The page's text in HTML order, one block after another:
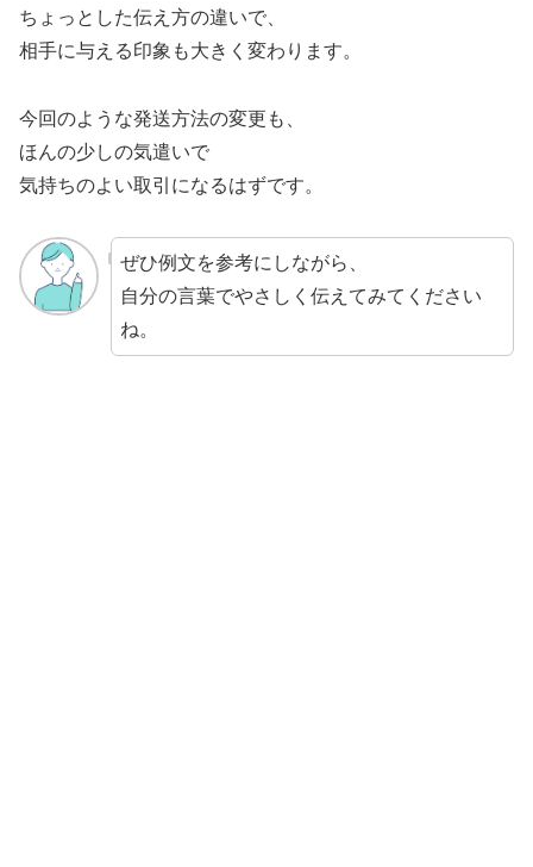
ちょっとした伝え方の違いで、
相手に与える印象も大きく変わります。
今回のような発送方法の変更も、
ほんの少しの気遣いで
気持ちのよい取引になるはずです。
ぜひ例文を参考にしながら、
自分の言葉でやさしく伝えてみてください
ね。